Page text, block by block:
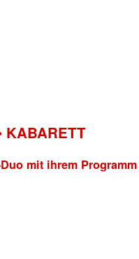
KABARETT
mit ihrem Programm